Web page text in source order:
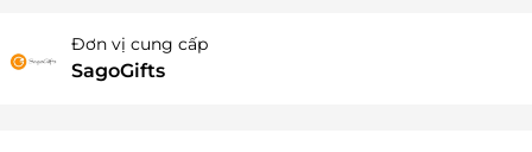
Đơn vị cung cấp
SagoGifts